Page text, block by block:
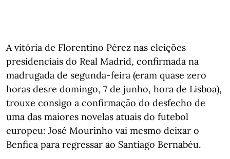
A vitória de Florentino Pérez nas eleições
presidenciais do Real Madrid, confirmada na
madrugada de segunda-feira (eram quase zero
horas desre domingo, 7 de junho, hora de Lisboa),
trouxe consigo a confirmação do desfecho de
uma das maiores novelas atuais do futebol
europeu: José Mourinho vai mesmo deixar o
Benfica para regressar ao Santiago Bernabéu.